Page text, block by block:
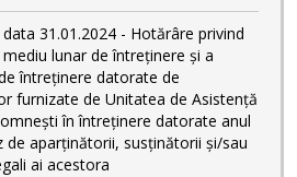
31.01.2024 - Hotărâre privind
lunar de întreținere și a
întreținere datorate de
furnizate de Unitatea de Asistență
în întreținere datorate anul
de aparținătorii, susținătorii și/sau
ai acestora